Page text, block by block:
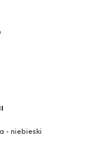
- niebieski